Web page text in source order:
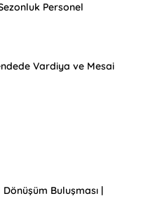
Personel
Vardiya ve Mesai
Buluşması |